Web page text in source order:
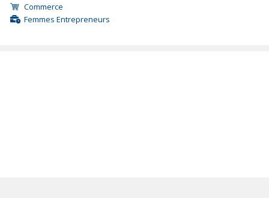
Commerce
Femmes Entrepreneurs